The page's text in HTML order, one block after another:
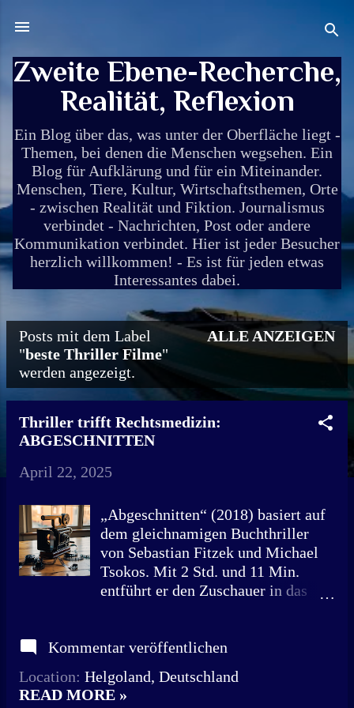
Zweite Ebene-Recherche,
Realität, Reflexion
Ein Blog über das, was unter der Oberfläche liegt -
Themen, bei denen die Menschen wegsehen. Ein
Blog für Aufklärung und für ein Miteinander.
Menschen, Tiere, Kultur, Wirtschaftsthemen, Orte
- zwischen Realität und Fiktion. Journalismus
verbindet - Nachrichten, Post oder andere
Kommunikation verbindet. Hier ist jeder Besucher
herzlich willkommen! - Es ist für jeden etwas
Interessantes dabei.
P
s
Posts mit dem Label
"beste Thriller Filme"
werden angezeigt.
ALLE ANZEIGEN
Thriller trifft Rechtsmedizin:
ABGESCHNITTEN
April 22, 2025
„Abgeschnitten“ (2018) basiert auf
dem gleichnamigen Buchthriller
von Sebastian Fitzek und Michael
Tsokos. Mit 2 Std. und 11 Min.
entführt er den Zuschauer in das
Herzfeld obduziert eine
Kopf eine kleine Kapsel mit einer
erschreckenden Botschaft. Die
Kommentar veröffentlichen
Location: Helgoland, Deutschland
READ MORE »